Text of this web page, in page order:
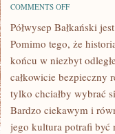
COMMENTS OFFON
PIĘKNO
UKRAINY
Półwysep Bałkański
Pomimo tego, że
końcu w niezbyt
całkowicie bezpieczny
tylko chciałby wybrać
Bardzo ciekawym i
jego kultura potrafi być